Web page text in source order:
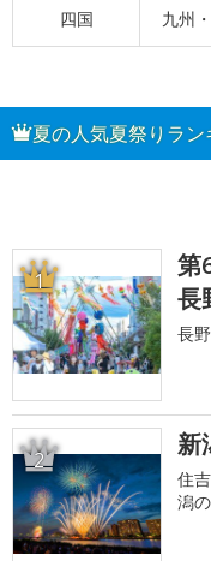
四国 九州
夏の人気夏祭りラ
1
第
長
長
2 新
住
潟